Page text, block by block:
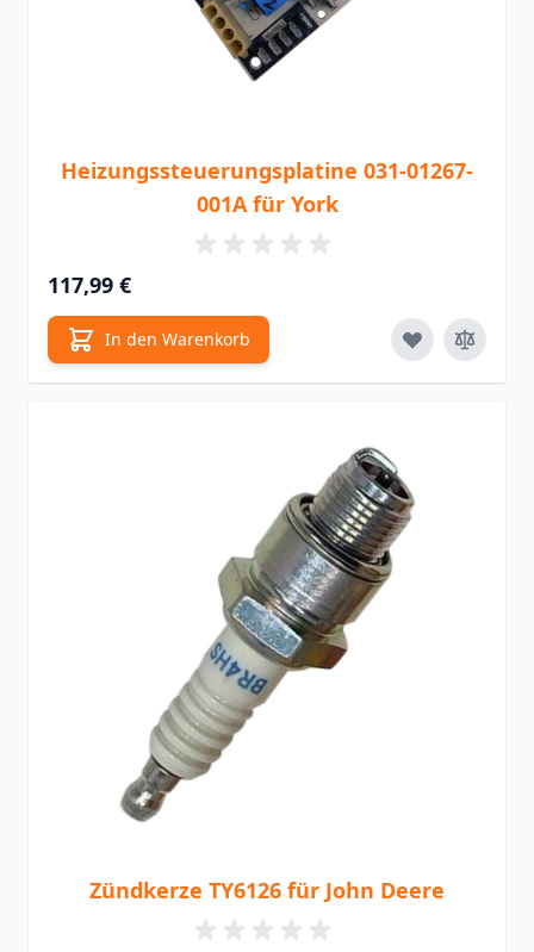
Heizungssteuerungsplatine 031-01267-
001A für York
117,99 €
In den Warenkorb
Zündkerze TY6126 für John Deere